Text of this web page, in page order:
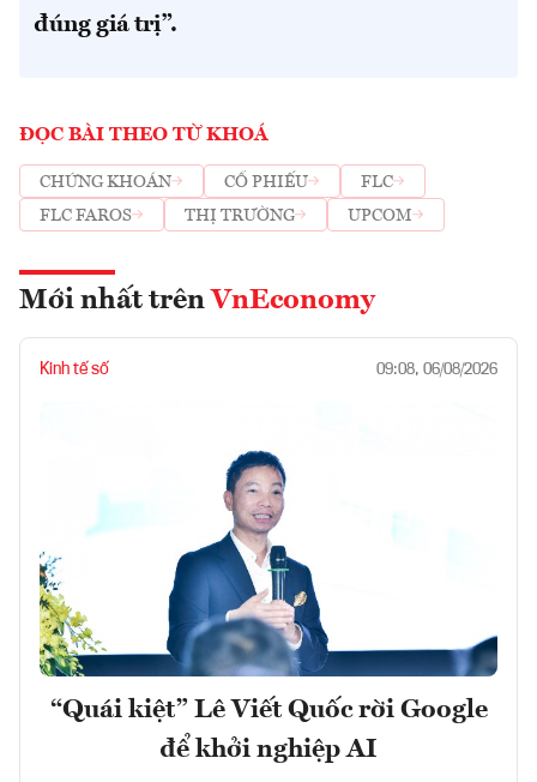
đúng giá trị”.
ĐỌC BÀI THEO TỪ KHOÁ
CHỨNG KHOÁN CỔ PHIẾU
FLC
FLC FAROS
THỊ TRƯỜNG UPCOM
Mới nhất trên VnEconomy
Kinh tế số 09:08, 06/08/2026
“Quái kiệt” Lê Viết Quốc rời Google
để khởi nghiệp AI